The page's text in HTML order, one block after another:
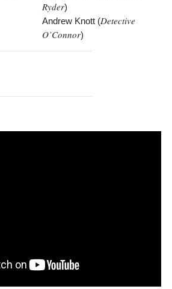
Ryder)
Andrew Knott (Detective
O’Connor)